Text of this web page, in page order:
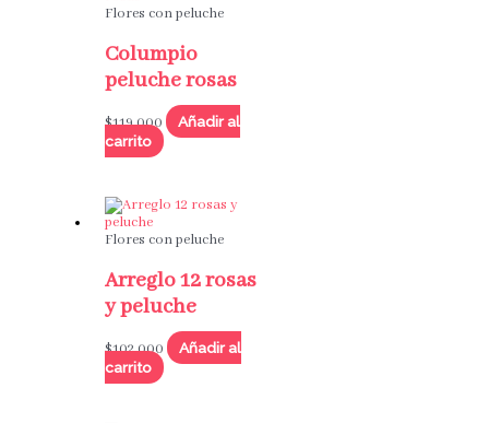
Flores con peluche
Columpio
peluche rosas
$119,000
Añadir al
carrito
Flores con peluche
Arreglo 12 rosas
y peluche
$102,000
Añadir al
carrito